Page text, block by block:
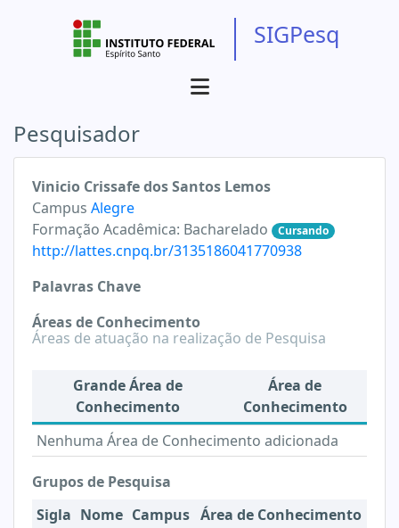
SIGPesq
Pesquisador
Vinicio Crissafe dos Santos Lemos
Campus Alegre
Formação Acadêmica: Bacharelado Cursando
http://lattes.cnpq.br/3135186041770938
Palavras Chave
Áreas de Conhecimento
Áreas de atuação na realização de Pesquisa
Grande Área de
Conhecimento
Área de
Conhecimento
Nenhuma Área de Conhecimento adicionada
Grupos de Pesquisa
Sigla Nome Campus Área de Conhecimento